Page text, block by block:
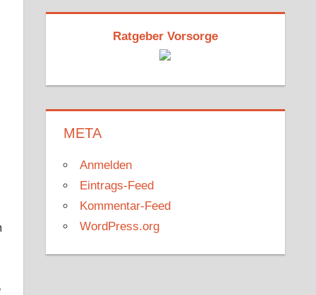
Ratgeber Vorsorge
META
Anmelden
Eintrags-Feed
Kommentar-Feed
WordPress.org